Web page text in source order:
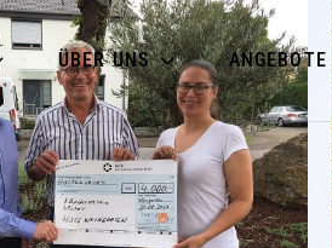
ÜBER UNS ANGEBOTE